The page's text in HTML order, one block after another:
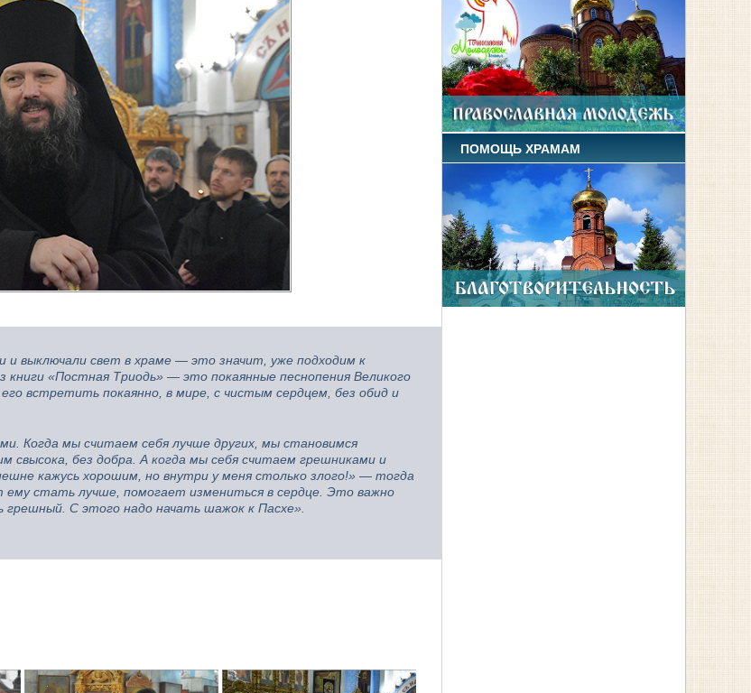
и выключали свет в храме — это значит, уже подходим к
«Постная Триодь» — это покаянные песнопения Великого
встретить покаянно, в мире, с чистым сердцем, без обид и
Когда мы считаем себя лучше других, мы становимся
без добра. А когда мы себя считаем грешниками и
кажусь хорошим, но внутри у меня столько злого!» — тогда
ему стать лучше, помогает измениться в сердце. Это важно
грешный. С этого надо начать шажок к Пасхе».
ПОМОЩЬ ХРАМАМ